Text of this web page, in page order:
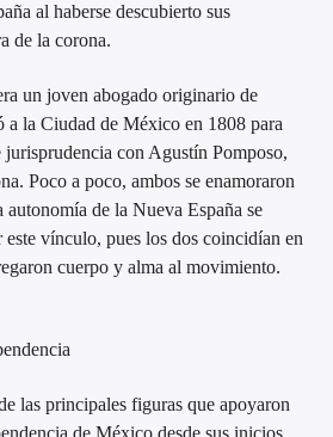
al haberse descubierto sus
de la corona.
un joven abogado originario de
a la Ciudad de México en 1808 para
jurisprudencia con Agustín Pomposo,
Poco a poco, ambos se enamoraron
autonomía de la Nueva España se
este vínculo, pues los dos coincidían en
cuerpo y alma al movimiento.
las principales figuras que apoyaron